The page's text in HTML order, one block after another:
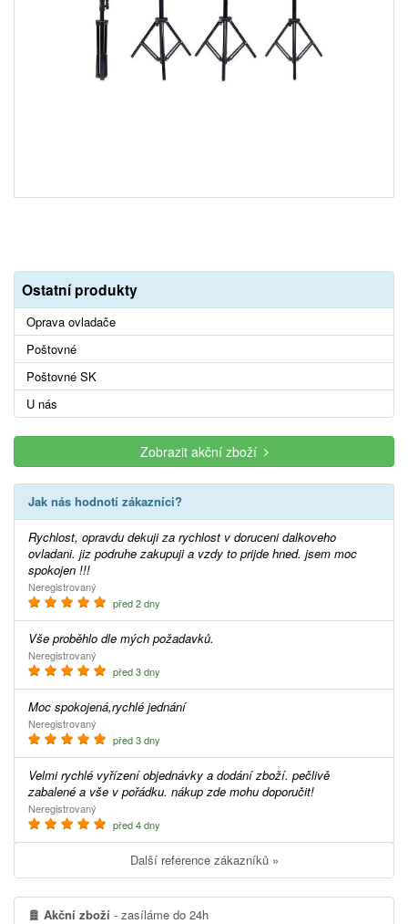
Ostatní produkty
Oprava ovladače
Poštovné
Poštovné SK
U nás
Zobrazit akční zboží
Jak nás hodnotí zákazníci?
Rychlost, opravdu dekuji za rychlost v doruceni dalkoveho
ovladani. jiz podruhe zakupuji a vzdy to prijde hned. jsem moc
spokojen !!!
Neregistrovaný
před 2 dny
Vše proběhlo dle mých požadavků.
Neregistrovaný
před 3 dny
Moc spokojená,rychlé jednání
Neregistrovaný
před 3 dny
Velmi rychlé vyřízení objednávky a dodání zboží. pečlivě
zabalené a vše v pořádku. nákup zde mohu doporučit!
Neregistrovaný
před 4 dny
Další reference zákazníků »
Akční zboží - zasíláme do 24h